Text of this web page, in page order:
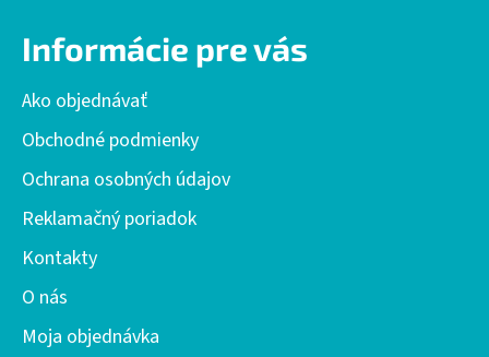
Informácie pre vás
Ako objednávať
Obchodné podmienky
Ochrana osobných údajov
Reklamačný poriadok
Kontakty
O nás
Moja objednávka